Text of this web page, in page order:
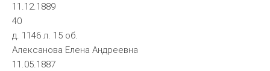
11.12.1889
40
д. 1146 л. 15 об.
Алексанова Елена Андреевна
11.05.1887